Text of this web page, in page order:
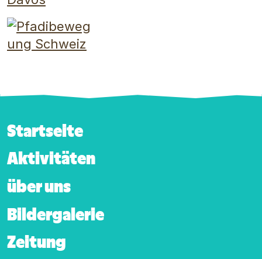
Footer-Hauptnavigation
Startseite
Aktivitäten
über uns
Bildergalerie
Zeitung